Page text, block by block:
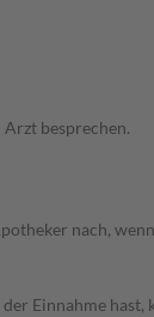
besprechen.
nach,
Einnahme